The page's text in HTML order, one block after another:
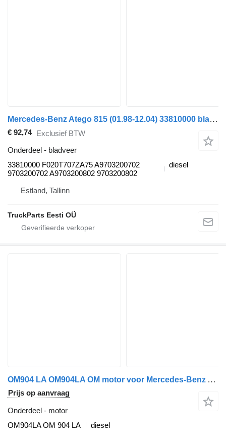
Mercedes-Benz Atego 815 (01.98-12.04) 33810000 bladveer voor Mercedes-Benz Atego, Atego 2, Atego 3 (1996-) vrachtwagen
€ 92,74 Exclusief BTW
Onderdeel - bladveer
33810000 F020T707ZA75 A9703200702
9703200702 A9703200802 9703200802
diesel
Estland, Tallinn
TruckParts Eesti OÜ
OM904 LA OM904LA OM motor voor Mercedes-Benz Atego - Axor 815 vrachtwagen
Prijs op aanvraag
Onderdeel - motor
OM904LA OM 904 LA
diesel